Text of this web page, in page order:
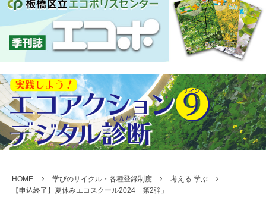
HOME 学びのサイクル・各種登録制度
考える 学ぶ
【申込終了】夏休みエコスクール2024「第2弾」